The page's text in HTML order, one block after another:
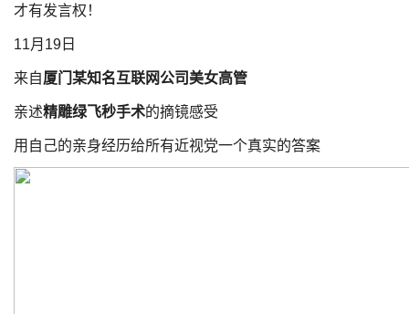
才有发言权！
11月19日
来自厦门某知名互联网公司美女高管
亲述精雕绿飞秒手术的摘镜感受
用自己的亲身经历给所有近视党一个真实的答案